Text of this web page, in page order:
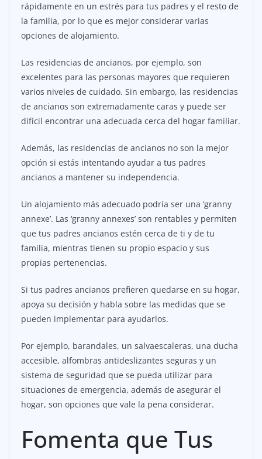
rápidamente en un estrés para tus padres y el resto de
la familia, por lo que es mejor considerar varias
opciones de alojamiento.
Las residencias de ancianos, por ejemplo, son
excelentes para las personas mayores que requieren
varios niveles de cuidado. Sin embargo, las residencias
de ancianos son extremadamente caras y puede ser
difícil encontrar una adecuada cerca del hogar familiar.
Además, las residencias de ancianos no son la mejor
opción si estás intentando ayudar a tus padres
ancianos a mantener su independencia.
Un alojamiento más adecuado podría ser una ‘granny
annexe’. Las ‘granny annexes’ son rentables y permiten
que tus padres ancianos estén cerca de ti y de tu
familia, mientras tienen su propio espacio y sus
propias pertenencias.
Si tus padres ancianos prefieren quedarse en su hogar,
apoya su decisión y habla sobre las medidas que se
pueden implementar para ayudarlos.
Por ejemplo, barandales, un salvaescaleras, una ducha
accesible, alfombras antideslizantes seguras y un
sistema de seguridad que se pueda utilizar para
situaciones de emergencia, además de asegurar el
hogar, son opciones que vale la pena considerar.
Fomenta que Tus